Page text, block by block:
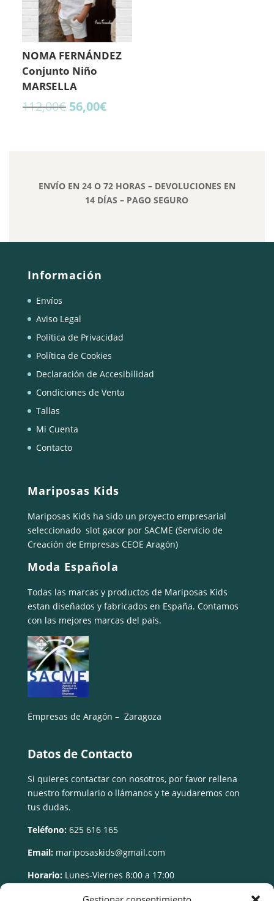
NOMA FERNÁNDEZ
Conjunto Niño
MARSELLA
112,00€ El
56,00€El
ENVÍO EN 24 O 72 HORAS – DEVOLUCIONES EN
14 DÍAS – PAGO SEGURO
Información
Envíos
Aviso Legal
Política de Privacidad
Política de Cookies
Declaración de Accesibilidad
Condiciones de Venta
Tallas
Mi Cuenta
Contacto
Mariposas Kids
Mariposas Kids ha sido un proyecto empresarial
seleccionado slot gacorpor SACME (Servicio de
Creación de Empresas CEOE Aragón)
Moda Española
Todas las marcas y productos de Mariposas Kids
estan diseñados y fabricados en España. Contamos
con las mejores marcas del país.
Empresas de Aragón – Zaragoza
Datos de Contacto
Si quieres contactar con nosotros, por favor rellena
nuestro formulario o llámanos y te ayudaremos con
tus dudas.
Teléfono: 625 616 165
Email: mariposaskids@gmail.com
Horario: Lunes-Viernes 8:00 a 17:00